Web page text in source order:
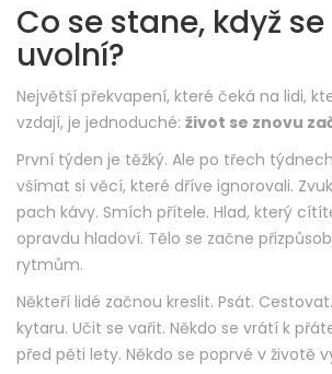
Co se stane, když
uvolní?
Největší překvapení, které čeká na lidi,
vzdají, je jednoduché: život se znovu
První týden je těžký. Ale po třech
všímat si věcí, které dříve ignorovali.
pach kávy. Smích přítele. Hlad, který
opravdu hladoví. Tělo se začne
rytmům.
Někteří lidé začnou kreslit. Psát.
kytaru. Učit se vařit. Někdo se vrátí k
před pěti lety. Někdo se poprvé v životě